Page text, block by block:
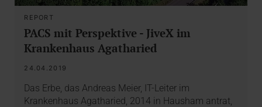
REPORT
PACS mit Perspektive - JiveX im
Krankenhaus Agatharied
24.04.2019
Das Erbe, das Andreas Meier, IT-Leiter im
Krankenhaus Agatharied, 2014 in Hausham antrat,